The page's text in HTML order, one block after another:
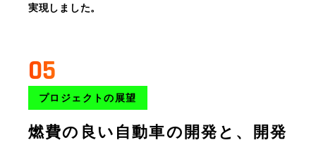
実現しました。
05
プロジェクトの展望
燃費の良い自動車の開発と、開発